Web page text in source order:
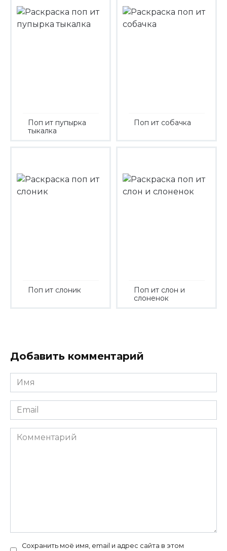
Поп ит пупырка
тыкалка
Поп ит собачка
Поп ит слоник
Поп ит слон и
слоненок
Добавить комментарий
Имя
*
Email
*
Комментарий
Сохранить моё имя, email и адрес сайта в этом